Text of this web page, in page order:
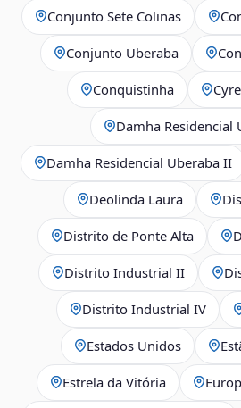
Conjunto Sete Colinas
Conjunto Uberaba
Conquistinha
Damha Residencial
Damha Residencial Uberaba II
Deolinda Laura
Distrito de Ponte Alta
Distrito Industrial II
Distrito Industrial IV
Estados Unidos
Estrela da Vitória